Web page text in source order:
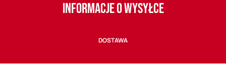
INFORMACJE O WYSYŁCE
DOSTAWA